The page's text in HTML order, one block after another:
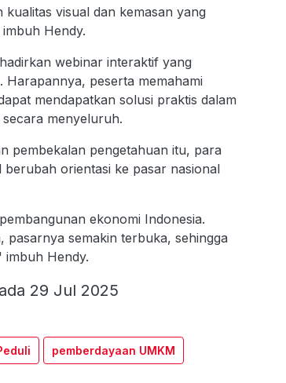
visual dan kemasan yang
Hendy.
webinar interaktif yang
peserta memahami
mendapatkan solusi praktis dalam
menyeluruh.
pembekalan pengetahuan itu, para
orientasi ke pasar nasional
ekonomi Indonesia.
semakin terbuka, sehingga
imbuh Hendy.
29 Jul 2025
pemberdayaan UMKM